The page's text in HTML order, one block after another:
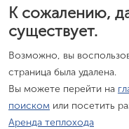
К сожалению,
существует.
Возможно, вы
страница была удалена.
Вы можете перейти на
поиском или посетить
Аренда теплохода